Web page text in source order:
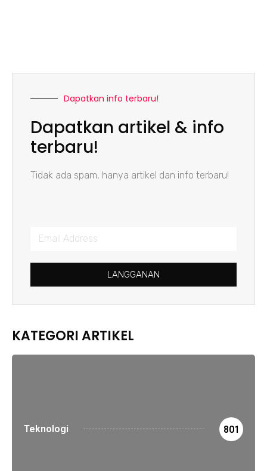
Dapatkan info terbaru!
Dapatkan artikel & info
terbaru!
Tidak ada spam, hanya artikel dan info terbaru!
LANGGANAN
KATEGORI ARTIKEL
Teknologi 801